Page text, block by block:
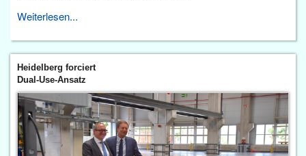
Weiterlesen...
Heidelberg forciert
Dual-Use-Ansatz